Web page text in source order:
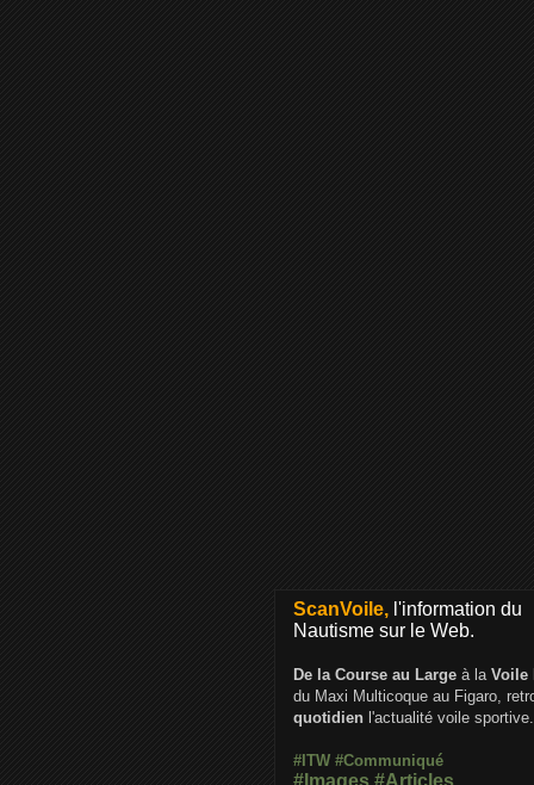
ScanVoile, l'information du
Nautisme sur le Web.
De la Course au Large à la Voile
du Maxi Multicoque au Figaro,
quotidien l'actualité voile sportive.
#ITW #Communiqué
#Images #Articles